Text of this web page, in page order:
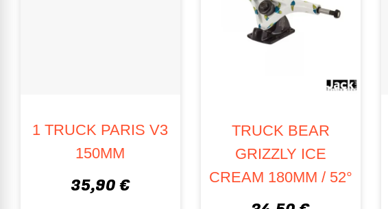
1 TRUCK PARIS V3
150MM
35,90 €
TRUCK BEAR
GRIZZLY ICE
CREAM 180MM / 52°